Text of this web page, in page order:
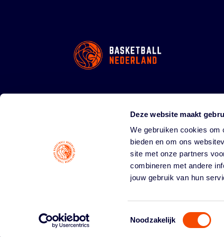
Deze website maakt
We gebruiken cookies om
bieden en om ons
site met onze partners
combineren met andere
jouw gebruik van hun
Toestemmingsselectie
Noodzakelijk